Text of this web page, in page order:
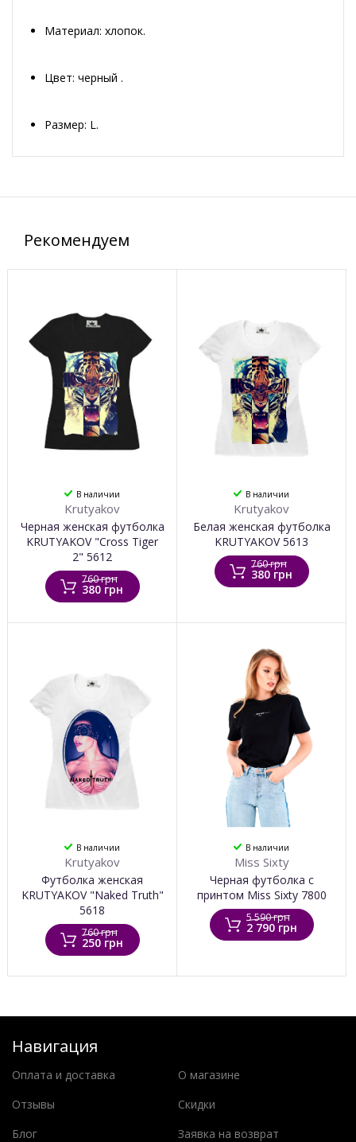
Материал: хлопок.
Цвет: черный .
Размер: L.
Рекомендуем
В наличии
Krutyakov
Черная женская футболка
KRUTYAKOV "Cross Tiger
2" 5612
760 грн
380 грн
В наличии
Krutyakov
Белая женская футболка
KRUTYAKOV 5613
760 грн
380 грн
В наличии
Krutyakov
Футболка женская
KRUTYAKOV "Naked Truth"
5618
760 грн
250 грн
В наличии
Miss Sixty
Черная футболка с
принтом Miss Sixty 7800
5 590 грн
2 790 грн
Навигация
Оплата и доставка
О магазине
Отзывы
Скидки
Блог
Заявка на возврат